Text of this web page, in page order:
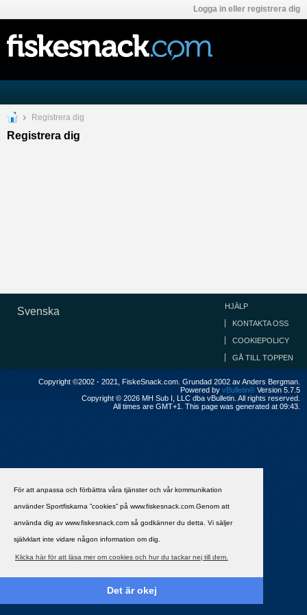
För att anpassa och förbättra våra tjänster och vår kommunikation
använder Sportfiskarna ”cookies” på www.fiskesnack.com.Genom att
använda dig av www.fiskesnack.com så godkänner du detta. Vi säljer
självklart inte vidare någon information om dig.
Klicka här för att läsa mer om cookies och hur du tackar nej till dem.
Det är okej
Logga in eller registrera dig
Registrera dig
Registrera dig
Svenska HJÄLP
KONTAKTA OSS
COOKIEPOLICY
GÅ TILL TOPPEN
Copyright ©2002 - 2021, FiskeSnack.com. Grundad 2002 av Anders Bergman.
Powered by vBulletin® Version 5.7.5
Copyright © 2026 MH Sub I, LLC dba vBulletin. All rights reserved.
All times are GMT+1. This page was generated at 09:43.